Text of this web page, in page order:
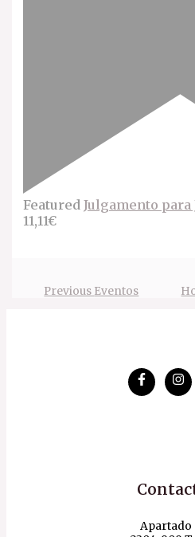
Featured Julgamento para
11,11€
Previous Eventos
Apartado